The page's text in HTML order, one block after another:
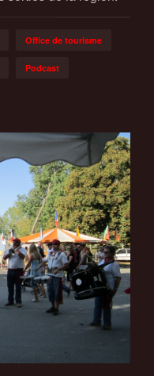
Office de tourisme
Podcast